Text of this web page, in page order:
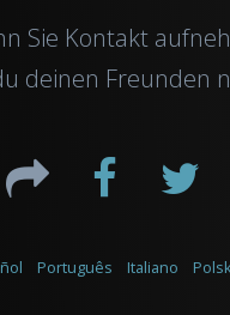
Sie Kontakt
deinen Freunden
Português Italiano